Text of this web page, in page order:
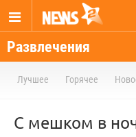
Развлечения
Лучшее Горячее
С мешком в